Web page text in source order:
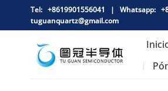
Tel: +8619901556041 | Whatsapp:
tuguanquartz@gmail.com